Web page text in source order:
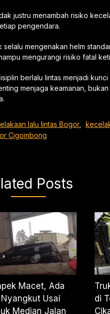
justru menambah risiko
pengendara.
mengenakan helm
mengurangi risiko fatal
berlalu lintas menjadi kunci
menjaga keamanan,
lalu lintas Bogor,
Cigombong
Posts
Macet, Ada
Usai
Median Jalan
di